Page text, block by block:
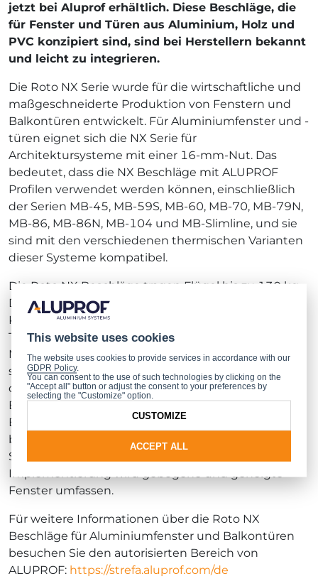
jetzt bei Aluprof erhältlich. Diese Beschläge, die
für Fenster und Türen aus Aluminium, Holz und
PVC konzipiert sind, sind bei Herstellern bekannt
und leicht zu integrieren.
Die Roto NX Serie wurde für die wirtschaftliche und
maßgeschneiderte Produktion von Fenstern und
Balkontüren entwickelt. Für Aluminiumfenster und -
türen eignet sich die NX Serie für
Architektursysteme mit einer 16-mm-Nut. Das
bedeutet, dass die NX Beschläge mit ALUPROF
Profilen verwendet werden können, einschließlich
der Serien MB-45, MB-59S, MB-60, MB-70, MB-79N,
MB-86, MB-86N, MB-104 und MB-Slimline, und sie
sind mit den verschiedenen thermischen Varianten
dieser Systeme kompatibel.
Die Roto NX Beschläge tragen Flügel bis zu 130 kg.
Darüber hinaus vereinfacht und beschleunigt die
Kompatibilität einiger Teile, die für Fenster und
Türen aus PVC und Holz vorgesehen sind, die
Montage. Das untere Scharnier verfügt über ein
spezielles Element, das die Reibung reduziert und
die Haltbarkeit erhöht, während die integrierte
Belüftung ohne zusätzliche Accessoires dem
Endbenutzer Komfort und Benutzerfreundlichkeit
bietet. Das System ist auch für Balkontüren mit
Schwelle geeignet, und die nächste Phase der
Implementierung wird gebogene und geneigte
Fenster umfassen.
Für weitere Informationen über die Roto NX
Beschläge für Aluminiumfenster und Balkontüren
besuchen Sie den autorisierten Bereich von
ALUPROF: https://strefa.aluprof.com/de
This website uses cookies
The website uses cookies to provide services in accordance with our
GDPR Policy.
You can consent to the use of such technologies by clicking on the
"Accept all" button or adjust the consent to your preferences by
selecting the "Customize" option.
ACCEPT ALL
CUSTOMIZE